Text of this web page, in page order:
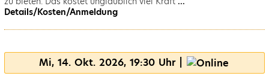
Details/Kosten/Anmeldung
Mi, 14. Okt. 2026, 19:30 Uhr |